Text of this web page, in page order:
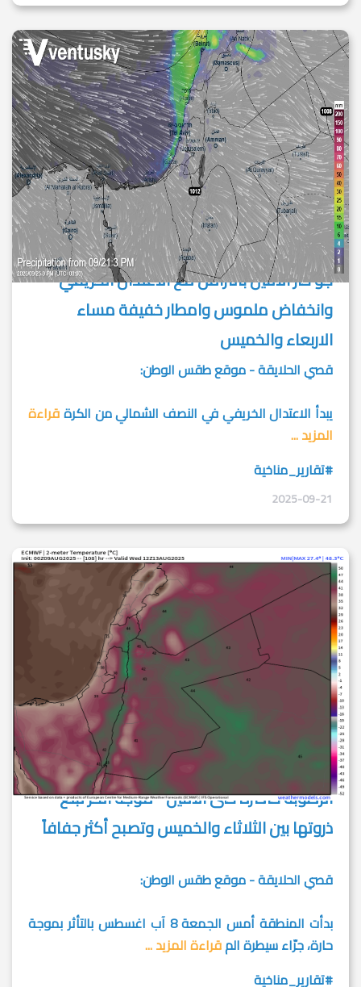
جو حار الاثنين بالتزامن مع الاعتدال الخريفي
وانخفاض ملموس وامطار خفيفة مساء
الاربعاء والخميس
قصي الحلايقة - موقع طقس الوطن:
يبدأ الاعتدال الخريفي في النصف الشمالي من الكرةقراءة
المزيد ...
#تقارير_مناخية
2025-09-21
الرطوبة حاضرة حتى الاثنين - موجة الحر تبلغ
ذروتها بين الثلاثاء والخميس وتصبح أكثر جفافاً
قصي الحلايقة - موقع طقس الوطن:
بدأت المنطقة أمس الجمعة 8 آب اغسطس بالتأثر بموجة
حارة، جرّاء سيطرة المقراءة المزيد ...
#تقارير_مناخية